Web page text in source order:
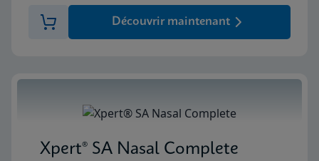
Découvrir maintenant
Xpert® SA Nasal Complete